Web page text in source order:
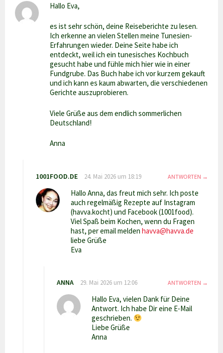
Hallo Eva,
es ist sehr schön, deine Reiseberichte zu lesen.
Ich erkenne an vielen Stellen meine Tunesien-
Erfahrungen wieder. Deine Seite habe ich
entdeckt, weil ich ein tunesisches Kochbuch
gesucht habe und fühle mich hier wie in einer
Fundgrube. Das Buch habe ich vor kurzem gekauft
und ich kann es kaum abwarten, die verschiedenen
Gerichte auszuprobieren.
Viele Grüße aus dem endlich sommerlichen
Deutschland!
Anna
1001FOOD.DE 24. Mai 2026 um 18:19 ANTWORTEN
Hallo Anna, das freut mich sehr. Ich poste
auch regelmäßig Rezepte auf Instagram
(havva.kocht) und Facebook (1001food).
Viel Spaß beim Kochen, wenn du Fragen
hast, per email meldenhavva@havva.de
liebe Grüße
Eva
ANNA 29. Mai 2026 um 12:06 ANTWORTEN
Hallo Eva, vielen Dank für Deine
Antwort. Ich habe Dir eine E-Mail
geschrieben.
Liebe Grüße
Anna